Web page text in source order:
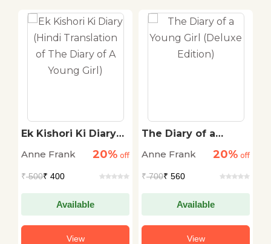
Ek Kishori Ki Diary
The Diary of A
Anne Frank 20% off
₹500₹ 400
Available
View
The Diary of a
Edition)
Anne Frank 20% off
₹700₹ 560
Available
View